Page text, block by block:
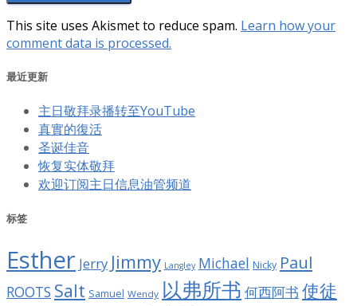
This site uses Akismet to reduce spam. Learn how your
comment data is processed.
最近更新
主日敬拜录播转至YouTube
真實的復活
圣诞佳音
恢复实体敬拜
欢迎订阅主日信息油管频道
标签
Esther Jerry Jimmy Langley Michael Nicky Paul
ROOTS Salt Samuel Wendy 以弗所书 何西阿书 使徒